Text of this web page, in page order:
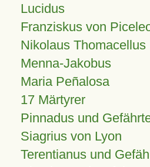
Lucidus
Franziskus von
Nikolaus Thomacellus
Menna-Jakobus
Maria Peñalosa
17 Märtyrer
Pinnadus und
Siagrius von Lyon
Terentianus und